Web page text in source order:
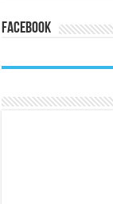
Facebook